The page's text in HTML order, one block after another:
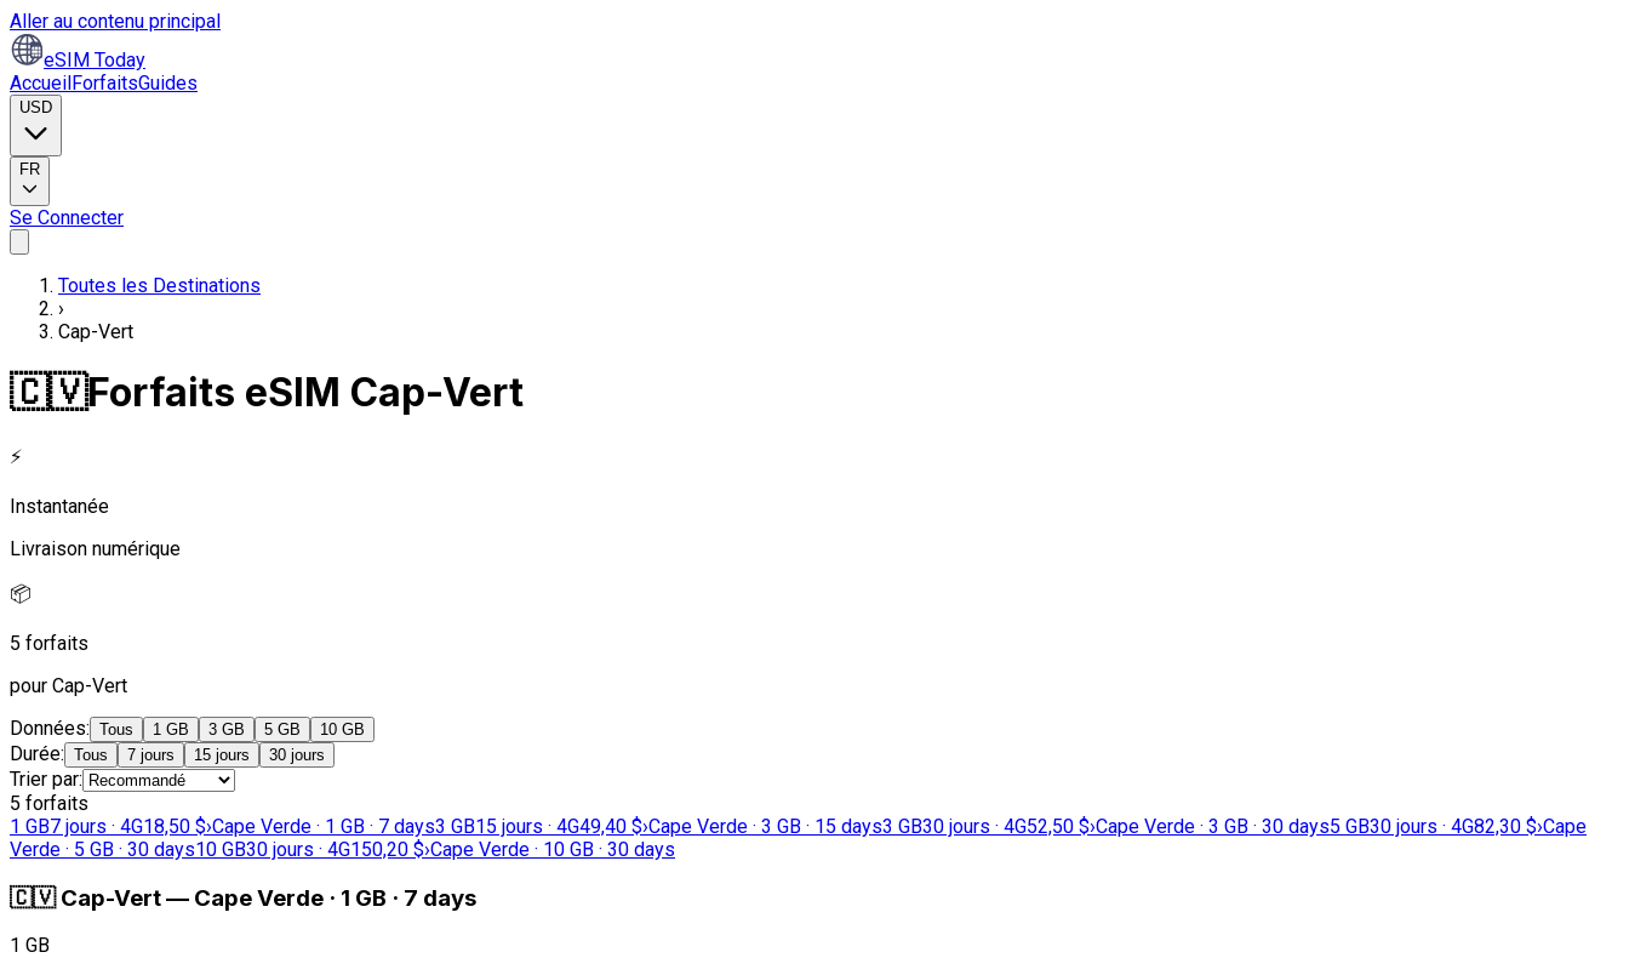
Aller au contenu principal
eSIM Today
AccueilForfaitsGuides
USD
FR
Se Connecter
Toutes les Destinations
›
Cap-Vert
🇨🇻Forfaits eSIM Cap-Vert
⚡
Instantanée
Livraison numérique
📦
5 forfaits
pour Cap-Vert
Données: Tous 1 GB 3 GB 5 GB 10 GB
Durée: Tous 7 jours 15 jours 30 jours
Trier par:
5 forfaits
1 GB7 jours · 4G18,50 $›Cape Verde · 1 GB · 7 days3 GB15 jours · 4G49,40 $›Cape Verde · 3 GB · 15 days3 GB30 jours · 4G52,50 $›Cape Verde · 3 GB · 30 days5 GB30 jours · 4G82,30 $›Cape
Verde · 5 GB · 30 days10 GB30 jours · 4G150,20 $›Cape Verde · 10 GB · 30 days
🇨🇻 Cap-Vert— Cape Verde · 1 GB · 7 days
1 GB